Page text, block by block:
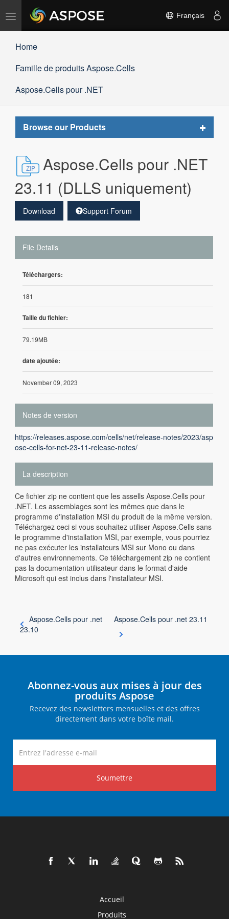
Basculer
Français
Home
Famille de produits Aspose.Cells
Aspose.Cells pour .NET
Browse our Products
Toggle
Aspose.Cells pour .NET
23.11 (DLLS uniquement)
Download Support Forum
File Details
Téléchargers:
181
Taille du fichier:
79.19MB
date ajoutée:
November 09, 2023
Notes de version
https://releases.aspose.com/cells/net/release-notes/2023/asp
ose-cells-for-net-23-11-release-notes/
La description
Ce fichier zip ne contient que les assells Aspose.Cells pour
.NET. Les assemblages sont les mêmes que dans le
programme d'installation MSI du produit de la même version.
Téléchargez ceci si vous souhaitez utiliser Aspose.Cells sans
le programme d'installation MSI, par exemple, vous pourriez
ne pas exécuter les installateurs MSI sur Mono ou dans
d'autres environnements. Ce téléchargement zip ne contient
pas la documentation utilisateur dans le format d'aide
Microsoft qui est inclus dans l'installateur MSI.
Aspose.Cells pour .net
23.10
Aspose.Cells pour .net 23.11
Abonnez-vous aux mises à jour des
produits Aspose
Recevez des newsletters mensuelles et des offres
directement dans votre boîte mail.
Soumettre
Accueil
Produits